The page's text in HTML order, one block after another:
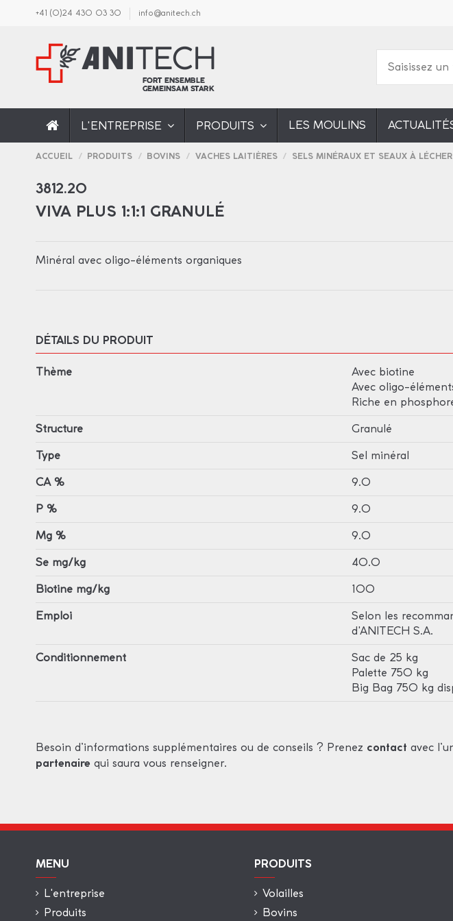
+41 (0)24 430 03 30 info@anitech.ch
L'ENTREPRISE PRODUITS LES MOULINS
ACCUEIL PRODUITS BOVINS VACHES LAITIÈRES SELS MINÉRAUX ET SEAUX À LÉCHER
3812.20
VIVA PLUS 1:1:1 GRANULÉ
Minéral avec oligo-éléments organiques
DÉTAILS DU PRODUIT
Thème
Avec biotine
Avec oligo-
Riche en
Structure
Granulé
Type
Sel minéral
CA %
9.0
P %
9.0
Mg %
9.0
Se mg/kg
40.0
Biotine mg/kg
100
Emploi
Selon les
d'ANITECH S.A.
Conditionnement
Sac de 25 kg
Palette 750 kg
Big Bag 750 kg
Besoin d’informations supplémentaires ou de conseils ? Prenez contact avec
partenaire qui saura vous renseigner.
MENU
L'entreprise
Produits
PRODUITS
Volailles
Bovins